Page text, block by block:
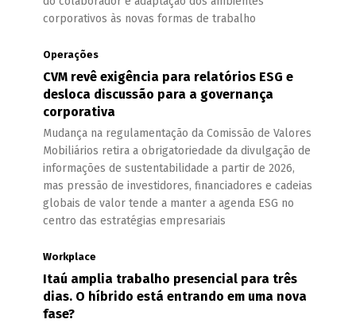
corporativos às novas formas de trabalho
Operações
CVM revê exigência para relatórios ESG e
desloca discussão para a governança
corporativa
Mudança na regulamentação da Comissão de Valores
Mobiliários retira a obrigatoriedade da divulgação de
informações de sustentabilidade a partir de 2026,
mas pressão de investidores, financiadores e cadeias
globais de valor tende a manter a agenda ESG no
centro das estratégias empresariais
Workplace
Itaú amplia trabalho presencial para três
dias. O híbrido está entrando em uma nova
fase?